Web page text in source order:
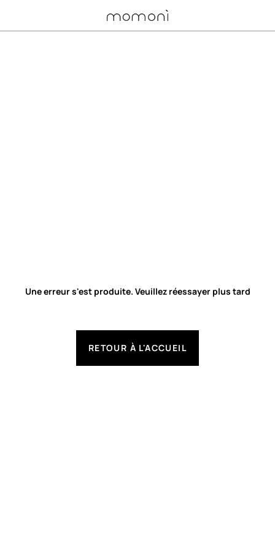
Une erreur s'est produite. Veuillez réessayer plus tard
RETOUR À L'ACCUEIL